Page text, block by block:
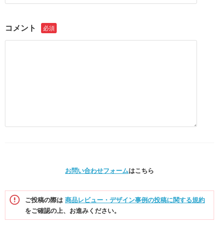
コメント 必須
お問い合わせフォームはこちら
ご投稿の際は 商品レビュー・デザイン事例の投稿に関する規約
をご確認の上、お進みください。